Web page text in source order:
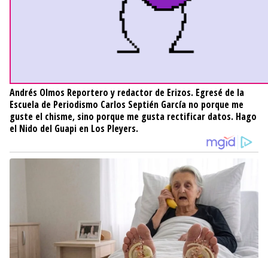
Andrés Olmos Reportero y redactor de Erizos. Egresé de la
Escuela de Periodismo Carlos Septién García no porque me
guste el chisme, sino porque me gusta rectificar datos. Hago
el Nido del Guapi en Los Pleyers.